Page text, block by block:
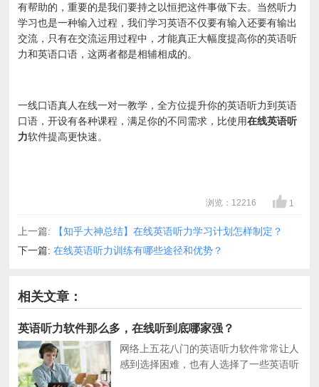
有帮助的，重要的是我们要持之以恒把这件事做下去。当然听力
学习也是一种输入过程，我们学习英语不仅要有输入还要有输出
交流，只有在交流运用过程中，才能真正大幅度提高你的英语听
力和英语口语，这两者都是相辅相成的。
一线口语真人在线一对一教学，全方位提升你的英语听力到英语
口语，开设有各种课程，满足你的不同需求，比使用在线英语听
力软件提高更快速。
浏览：12216 1
上一篇:
【知乎大神总结】在线英语听力学习计划怎样制定？
下一篇:在线英语听力训练有哪些途径和优势？
相关文章：
英语听力软件那么多，在线听到底哪家强？
网络上五花八门的英语听力软件常常让人
感到选择困难，也有人选择了一些英语听